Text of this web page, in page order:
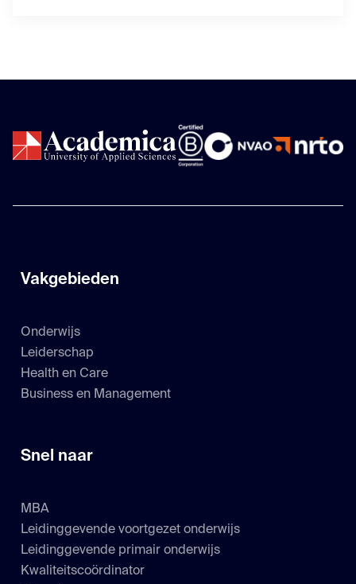
Vakgebieden
Onderwijs
Leiderschap
Health en Care
Business en Management
Snel naar
MBA
Leidinggevende voortgezet onderwijs
Leidinggevende primair onderwijs
Kwaliteitscoördinator